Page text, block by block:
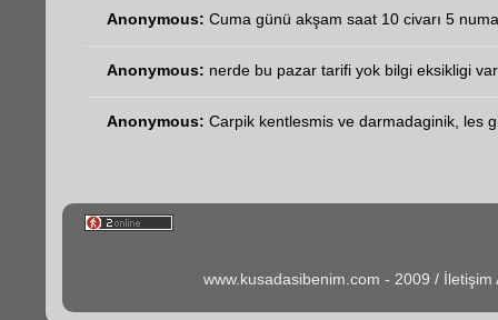
Anonymous: Cuma günü akşam saat 10 civarı 5
Anonymous: nerde bu pazar tarifi yok bilgi eksikligi var
Anonymous: Carpik kentlesmis ve darmadaginik, les
www.kusadasibenim.com - 2009 /